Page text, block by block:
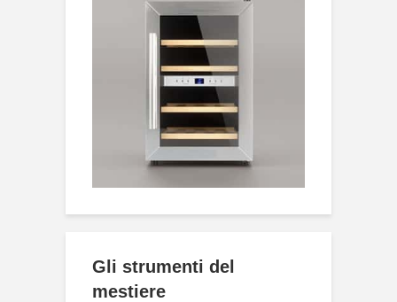
Gli strumenti del
mestiere